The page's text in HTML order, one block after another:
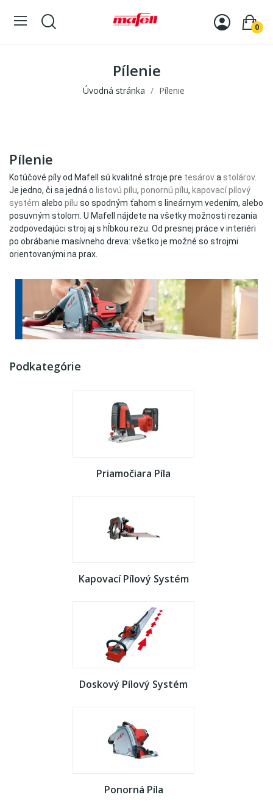
0
Pílenie
Úvodná stránka Pílenie
Pílenie
Kotúčové píly od Mafell sú kvalitné stroje pre tesárova stolárov.
Je jedno, či sa jedná o listovú pílu, ponornú pílu, kapovací pílový
systém alebo pílu so spodným ťahom s lineárnym vedením, alebo
posuvným stolom. U Mafell nájdete na všetky možnosti rezania
zodpovedajúci stroj aj s hĺbkou rezu. Od presnej práce v interiéri
po obrábanie masívneho dreva: všetko je možné so strojmi
orientovanými na prax.
Podkategórie
Priamočiara Píla
Kapovací Pílový Systém
Doskový Pílový Systém
Ponorná Píla